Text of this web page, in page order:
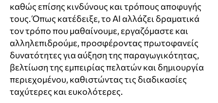
καθώς επίσης κινδύνους και τρόπους αποφυγής
τους. Όπως κατέδειξε, το ΑΙ αλλάζει δραματικά
τον τρόπο που μαθαίνουμε, εργαζόμαστε και
αλληλεπιδρούμε, προσφέροντας πρωτοφανείς
δυνατότητες για αύξηση της παραγωγικότητας,
βελτίωση της εμπειρίας πελατών και δημιουργία
περιεχομένου, καθιστώντας τις διαδικασίες
ταχύτερες και ευκολότερες.